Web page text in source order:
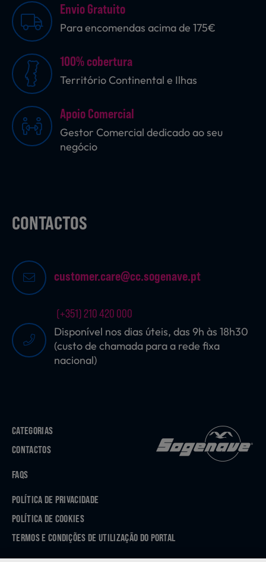
Produtos Vegetarianos
Sobremesas
Ração para Animais
Envio Gratuito
Para encomendas acima de 175€
100% cobertura
Território Continental e Ilhas
Apoio Comercial
Gestor Comercial dedicado ao seu
negócio
CONTACTOS
customer.care@cc.sogenave.pt
(+351) 210 420 000
Disponível nos dias úteis, das 9h às 18h30
(custo de chamada para a rede fixa
nacional)
CATEGORIAS
CONTACTOS
FAQS
POLÍTICA DE PRIVACIDADE
POLÍTICA DE COOKIES
TERMOS E CONDIÇÕES DE UTILIZAÇÃO DO PORTAL